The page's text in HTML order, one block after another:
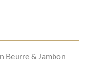
Beurre & Jambon